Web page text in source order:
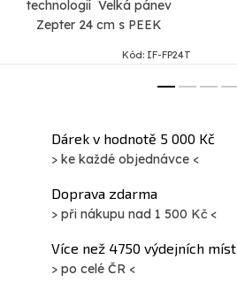
technologií Velká pánev
Zepter 24 cm s PEEK
dnem – pro rodinné vaření bez
kompromisů S touto velkou
Kód: IF-FP24T
Dárek v hodnotě 5 000 Kč
> ke každé objednávce <
Doprava zdarma
> při nákupu nad 1 500 Kč <
Více než 4750 výdejních míst
> po celé ČR <